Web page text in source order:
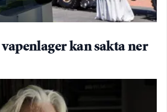
kan sakta ner